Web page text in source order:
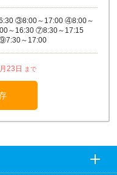
③8:00～17:00 ④8:00～
～16:30 ⑦8:30～17:15
～17:00
23日